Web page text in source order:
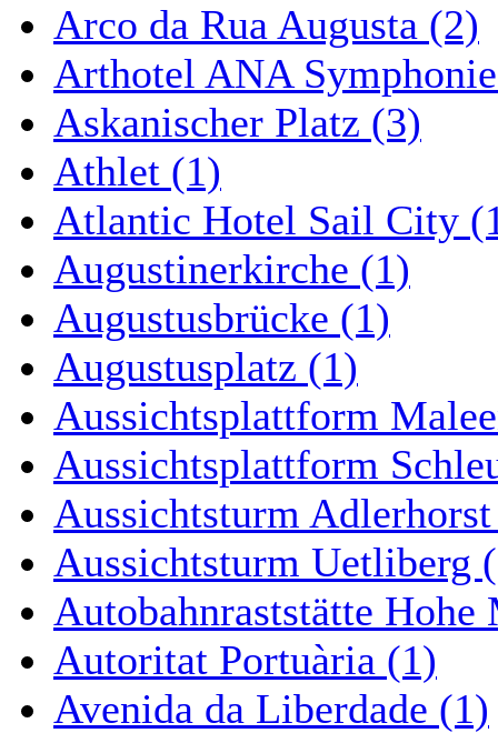
Arco da Rua Augusta (2)
Arthotel ANA
Askanischer Platz (3)
Athlet (1)
Atlantic Hotel Sail City
Augustinerkirche (1)
Augustusbrücke (1)
Augustusplatz (1)
Aussichtsplattform
Aussichtsplattform
Aussichtsturm
Aussichtsturm Uetliberg
Autobahnraststätte Hohe
Autoritat Portuària (1)
Avenida da Liberdade (1)